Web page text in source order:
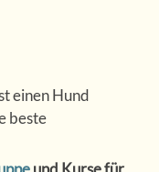
einen Hund
beste